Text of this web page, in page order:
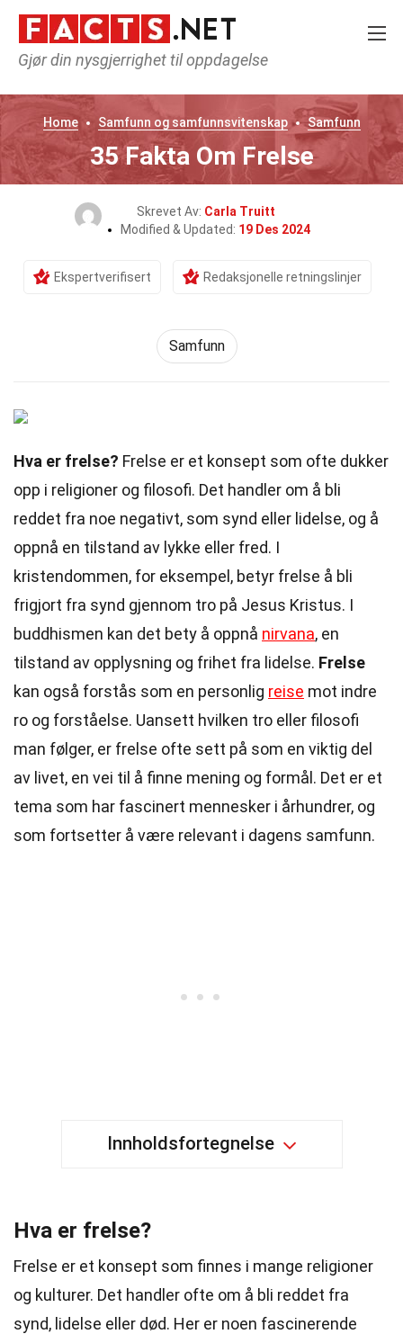
Gjør din nysgjerrighet til oppdagelse
Home Samfunn og samfunnsvitenskap Samfunn
35 Fakta Om Frelse
Skrevet Av: Carla Truitt
Modified & Updated: 19 Des 2024
Ekspertverifisert Redaksjonelle retningslinjer
Samfunn
Hva er frelse? Frelse er et konsept som ofte dukker
opp i religioner og filosofi. Det handler om å bli
reddet fra noe negativt, som synd eller lidelse, og å
oppnå en tilstand av lykke eller fred. I
kristendommen, for eksempel, betyr frelse å bli
frigjort fra synd gjennom tro på Jesus Kristus. I
buddhismen kan det bety å oppnå nirvana, en
tilstand av opplysning og frihet fra lidelse. Frelse
kan også forstås som en personlig reise mot indre
ro og forståelse. Uansett hvilken tro eller filosofi
man følger, er frelse ofte sett på som en viktig del
av livet, en vei til å finne mening og formål. Det er et
tema som har fascinert mennesker i århundrer, og
som fortsetter å være relevant i dagens samfunn.
Innholdsfortegnelse
Hva er frelse?
Frelse er et konsept som finnes i mange religioner
og kulturer. Det handler ofte om å bli reddet fra
synd, lidelse eller død. Her er noen fascinerende